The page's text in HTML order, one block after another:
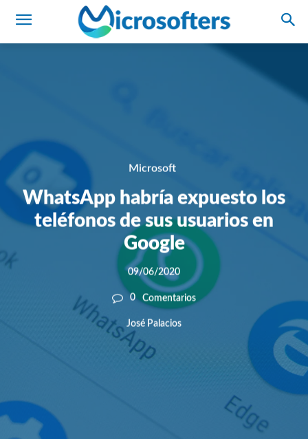
Microsoft
WhatsApp habría expuesto los
teléfonos de sus usuarios en
Google
09/06/2020
0 Comentarios
José Palacios